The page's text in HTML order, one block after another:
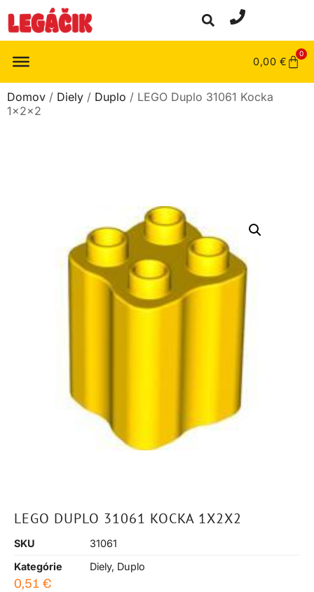
0,00 €
0
Domov / Diely / Duplo / LEGO Duplo 31061 Kocka
1x2x2
LEGO DUPLO 31061 KOCKA 1X2X2
SKU
31061
Kategórie
Diely, Duplo
0,51 €